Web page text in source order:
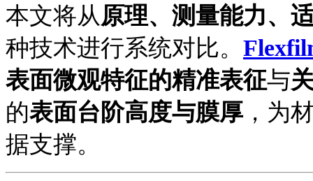
本文将从原理、测量能力、
种技术进行系统对比。
表面微观特征的精准表征与
的表面台阶高度与膜厚 ，为
据支撑。